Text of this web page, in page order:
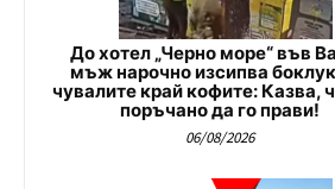
До хотел „Черно море“ във
мъж нарочно изсипва
чувалите край кофите: Казва,
поръчано да го прави!
06/08/2026